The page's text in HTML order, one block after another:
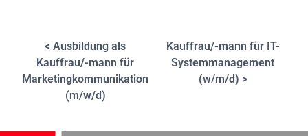
< Ausbildung als
Kauffrau/-mann für
Marketingkommunikation
(m/w/d)
Kauffrau/-mann für IT-
Systemmanagement
(w/m/d) >